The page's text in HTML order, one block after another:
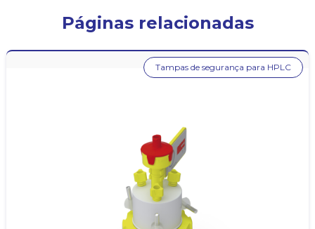
Páginas relacionadas
Tampas de segurança para HPLC